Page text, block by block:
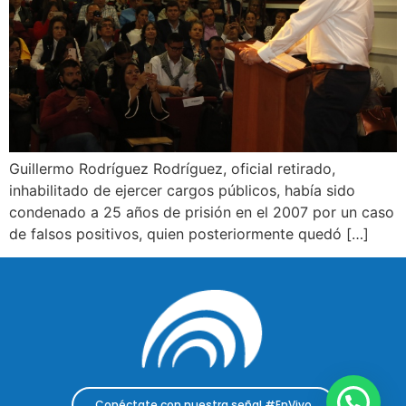
Guillermo Rodríguez Rodríguez, oficial retirado,
inhabilitado de ejercer cargos públicos, había sido
condenado a 25 años de prisión en el 2007 por un caso
de falsos positivos, quien posteriormente quedó […]